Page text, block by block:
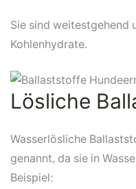
Sie sind weitestgehend
Kohlenhydrate.
Lösliche
Wasserlösliche
genannt, da sie in
Beispiel: